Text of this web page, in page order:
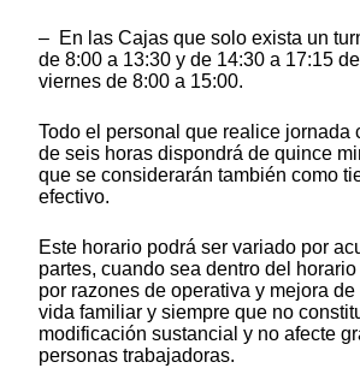
– En las Cajas que solo exista un
de 8:00 a 13:30 y de 14:30 a 17:15
viernes de 8:00 a 15:00.
Todo el personal que realice jornada
de seis horas dispondrá de quince
que se considerarán también como
efectivo.
Este horario podrá ser variado por
partes, cuando sea dentro del
por razones de operativa y mejora
vida familiar y siempre que no
modificación sustancial y no afecte
personas trabajadoras.